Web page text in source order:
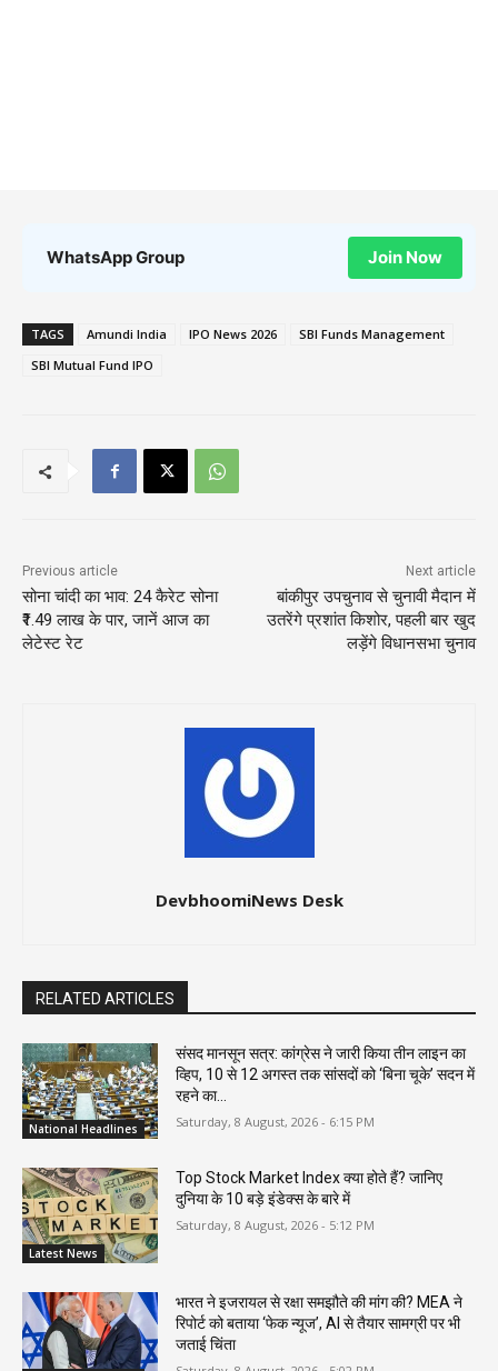
WhatsApp Group Join Now
TAGS Amundi India IPO News 2026
SBI Funds Management
SBI Mutual Fund IPO
Previous article
सोना चांदी का भाव: 24 कैरेट सोना
₹1.49 लाख के पार, जानें आज का
लेटेस्ट रेट
Next article
बांकीपुर उपचुनाव से चुनावी मैदान में
उतरेंगे प्रशांत किशोर, पहली बार खुद
लड़ेंगे विधानसभा चुनाव
DevbhoomiNews Desk
RELATED ARTICLES
National Headlines
संसद मानसून सत्र: कांग्रेस ने जारी किया तीन लाइन का
व्हिप, 10 से 12 अगस्त तक सांसदों को ‘बिना चूके’ सदन में
रहने का...
Saturday, 8 August, 2026 - 6:15 PM
Latest News
Top Stock Market Index क्या होते हैं? जानिए
दुनिया के 10 बड़े इंडेक्स के बारे में
Saturday, 8 August, 2026 - 5:12 PM
भारत ने इजरायल से रक्षा समझौते की मांग की? MEA ने
रिपोर्ट को बताया ‘फेक न्यूज’, AI से तैयार सामग्री पर भी
जताई चिंता